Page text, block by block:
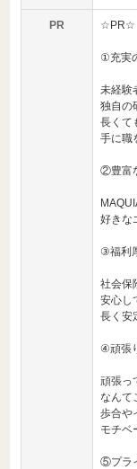
PR ☆PR☆
①充実
未経験
独自の
長くて
手に職
②豊富
好きな
③福利
社会保
安心し
長く安
④頑張
頑張っ
なんて
歩合や
モチベ
⑤プラ